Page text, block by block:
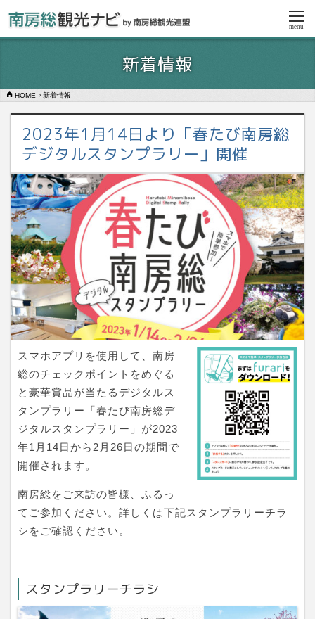
menu
新着情報
HOME 新着情報
2023年1月14日より「春たび南房総
デジタルスタンプラリー」開催
スマホアプリを使用して、南房
総のチェックポイントをめぐる
と豪華賞品が当たるデジタルス
タンプラリー「春たび南房総デ
ジタルスタンプラリー」が2023
年1月14日から2月26日の期間で
開催されます。
南房総をご来訪の皆様、ふるっ
てご参加ください。詳しくは下記スタンプラリーチラ
シをご確認ください。
スタンプラリーチラシ